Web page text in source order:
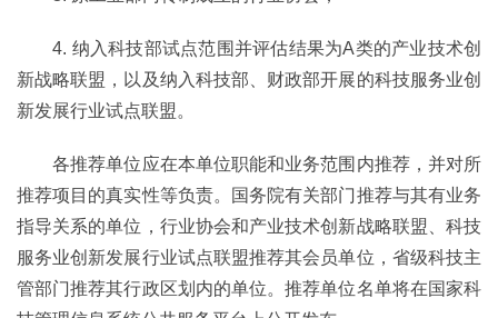
4. 纳入科技部试点范围并评估结果为A类的产业技术创
新战略联盟，以及纳入科技部、财政部开展的科技服务业创
新发展行业试点联盟。
各推荐单位应在本单位职能和业务范围内推荐，并对所
推荐项目的真实性等负责。国务院有关部门推荐与其有业务
指导关系的单位，行业协会和产业技术创新战略联盟、科技
服务业创新发展行业试点联盟推荐其会员单位，省级科技主
管部门推荐其行政区划内的单位。推荐单位名单将在国家科